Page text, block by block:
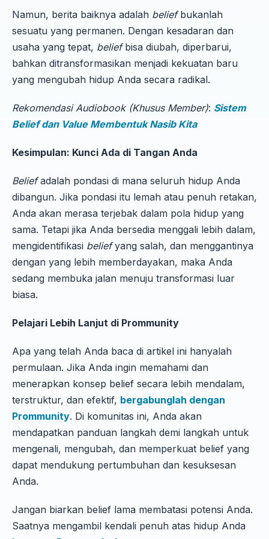
Namun, berita baiknya adalah beliefbukanlah
sesuatu yang permanen. Dengan kesadaran dan
usaha yang tepat, beliefbisa diubah, diperbarui,
bahkan ditransformasikan menjadi kekuatan baru
yang mengubah hidup Anda secara radikal.
Rekomendasi Audiobook (Khusus Member): Sistem
Belief dan Value Membentuk Nasib Kita
Kesimpulan: Kunci Ada di Tangan Anda
Beliefadalah pondasi di mana seluruh hidup Anda
dibangun. Jika pondasi itu lemah atau penuh retakan,
Anda akan merasa terjebak dalam pola hidup yang
sama. Tetapi jika Anda bersedia menggali lebih dalam,
mengidentifikasi beliefyang salah, dan menggantinya
dengan yang lebih memberdayakan, maka Anda
sedang membuka jalan menuju transformasi luar
biasa.
Pelajari Lebih Lanjut di Prommunity
Apa yang telah Anda baca di artikel ini hanyalah
permulaan. Jika Anda ingin memahami dan
menerapkan konsep belief secara lebih mendalam,
terstruktur, dan efektif, bergabunglah dengan
Prommunity. Di komunitas ini, Anda akan
mendapatkan panduan langkah demi langkah untuk
mengenali, mengubah, dan memperkuat belief yang
dapat mendukung pertumbuhan dan kesuksesan
Anda.
Jangan biarkan belief lama membatasi potensi Anda.
Saatnya mengambil kendali penuh atas hidup Anda